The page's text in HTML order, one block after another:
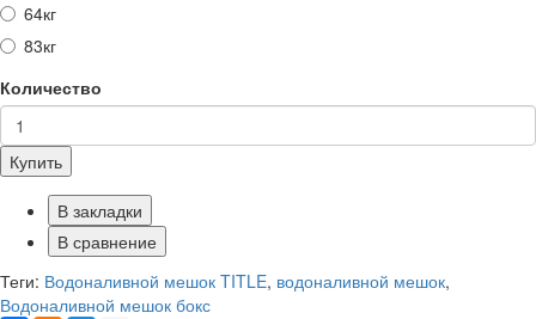
64кг
83кг
Количество
Купить
В закладки
В сравнение
Теги: Водоналивной мешок TITLE, водоналивной мешок,
Водоналивной мешок бокс